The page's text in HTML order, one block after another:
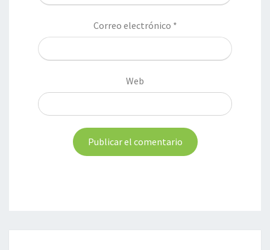
Correo electrónico *
Web